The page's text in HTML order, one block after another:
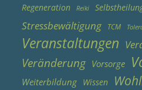
Regeneration Reiki
Stressbewältigung TCM
Veranstaltungen
Veränderung Vorsorge
Weiterbildung Wissen